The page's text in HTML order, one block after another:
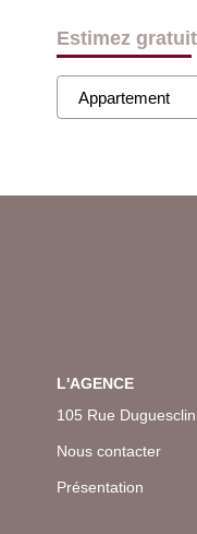
Estimez
L'AGENCE
105 Rue
Nous contacter
Présentation